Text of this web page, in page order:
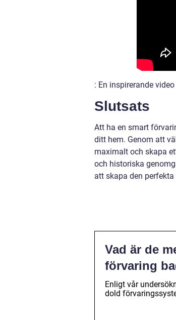
: En inspirerande
Slutsats
Att ha en smart
ditt hem. Genom att
maximalt och skapa
och historiska
att skapa den
Vad är de
förvaring
Enligt vår
dold